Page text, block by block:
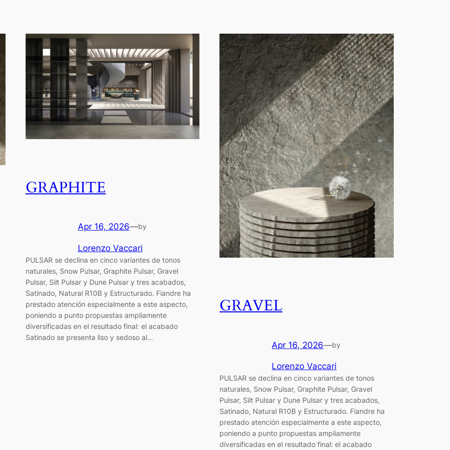
GRAPHITE
Apr 16, 2026—by
Lorenzo Vaccari
PULSAR se declina en cinco variantes de tonos
naturales, Snow Pulsar, Graphite Pulsar, Gravel
Pulsar, Silt Pulsar y Dune Pulsar y tres acabados,
Satinado, Natural R10B y Estructurado. Fiandre ha
prestado atención especialmente a este aspecto,
poniendo a punto propuestas ampliamente
diversificadas en el resultado final: el acabado
Satinado se presenta liso y sedoso al…
GRAVEL
Apr 16, 2026—by
Lorenzo Vaccari
PULSAR se declina en cinco variantes de tonos
naturales, Snow Pulsar, Graphite Pulsar, Gravel
Pulsar, Silt Pulsar y Dune Pulsar y tres acabados,
Satinado, Natural R10B y Estructurado. Fiandre ha
prestado atención especialmente a este aspecto,
poniendo a punto propuestas ampliamente
diversificadas en el resultado final: el acabado